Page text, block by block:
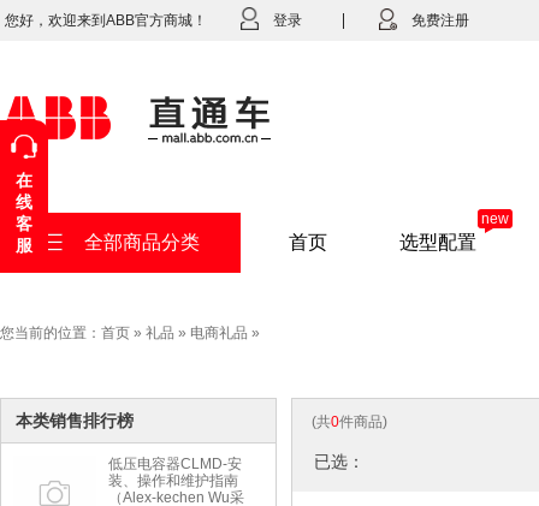
您好，欢迎来到ABB官方商城！ 登录 免费注册
全部商品分类 首页 选型配置
new
您当前的位置： 首页 » 礼品 » 电商礼品 »
本类销售排行榜
低压电容器CLMD-安
装、操作和维护指南
（Alex-kechen Wu采
(共0件商品)
已选：
在
线
客
服